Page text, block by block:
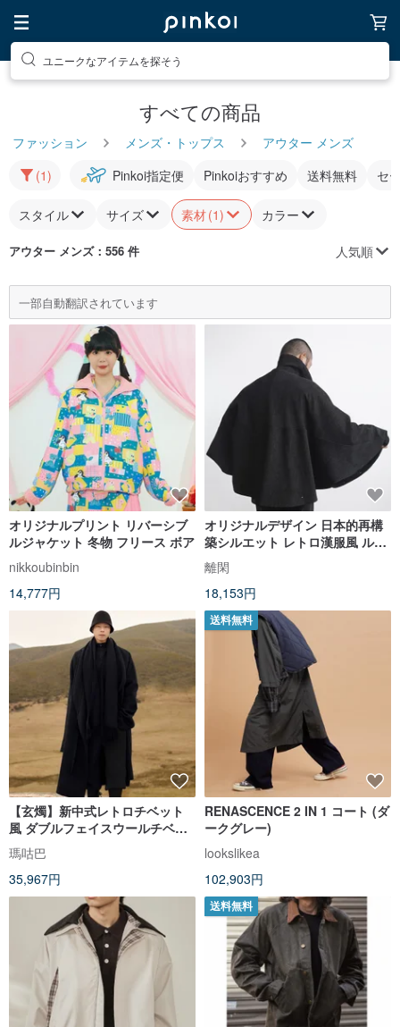
ユニークなアイテムを探そう
すべての商品
ファッション メンズ・トップス
アウター メンズ
(1)
Pinkoi指定便 Pinkoiおすすめ 送料無料 セ
スタイル サイズ 素材(1) カラー
アウター メンズ：556 件 人気順
一部自動翻訳されています
オリジナルプリント リバーシブ
ルジャケット 冬物 フリース ボア
nikkoubinbin
14,777円
オリジナルデザイン 日本的再構
築シルエット レトロ漢服風 ルー
ズフィット ジェンダーレス ポン
チョショートジャケット アウタ
ー
離閑
18,153円
【玄燭】新中式レトロチベット
風 ダブルフェイスウールチベッ
トローブ
瑪咕巴
35,967円
送料無料
RENASCENCE 2 IN 1 コート (ダ
ークグレー)
lookslikea
102,903円
送料無料